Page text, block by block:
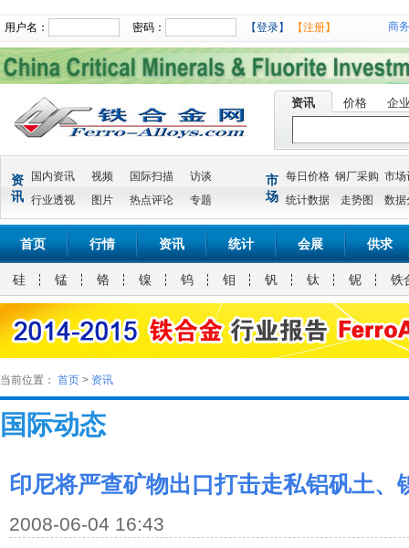
用户名： 密码： 【登录】 【注册】 商
资讯 价格 企
资
讯
国内资讯 视频 国际扫描
访谈
行业透视
图片 热点评论 专题
市
场
每日价格 钢厂采购 市场
统计数据
走势图 数据
首页 行情 资讯 统计 会展 供求
硅 锰 铬 镍 钨 钼 钒 钛 铌 铁
当前位置： 首页 > 资讯
国际动态
印尼将严查矿物出口打击走私铝矾土、
2008-06-04 16:43